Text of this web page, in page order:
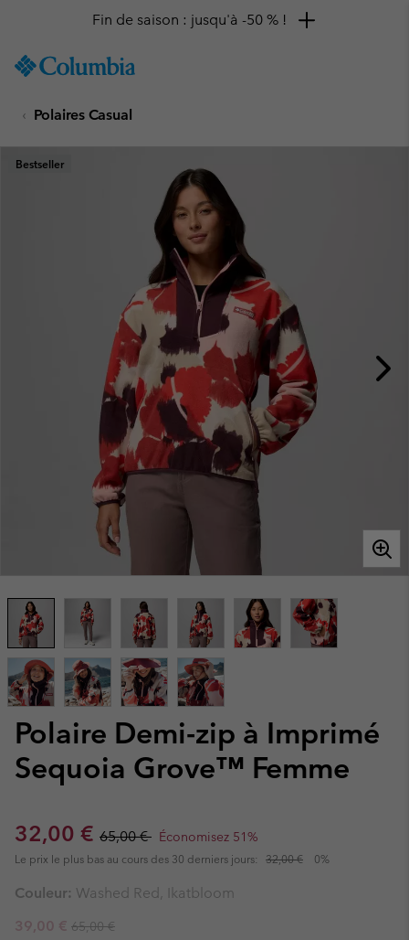
TO
SKIP
MAIN
NAV
Fin de saison : jusqu'à -50 % !
Polaires Casual
Polaire Demi-zip à Imprimé
Sequoia Grove™ Femme
Sale price:
32,00 € Regular price:
65,00 € Économisez 51%
Le prix le plus bas au cours des 30 derniers jours: 32,00 € 0%
Bestseller
Couleur: Washed Red, Ikatbloom
Sale price:
39,00 € Regular price:
65,00 €